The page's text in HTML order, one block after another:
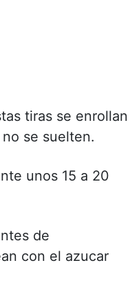
tiras se enrollan
se suelten.
unos 15 a 20
de
con el azucar